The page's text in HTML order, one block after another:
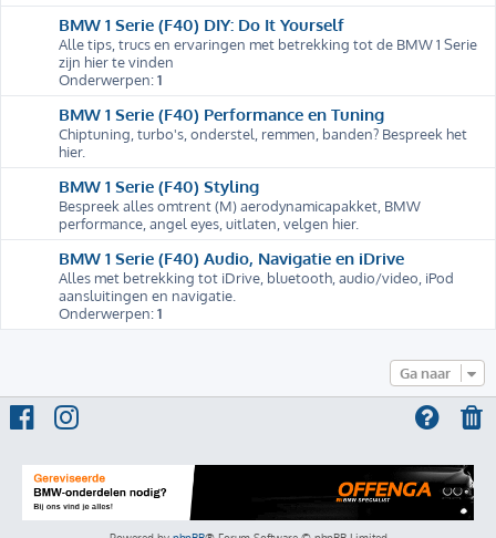
BMW 1 Serie (F40) DIY: Do It Yourself
Alle tips, trucs en ervaringen met betrekking tot de BMW 1 Serie
zijn hier te vinden
Onderwerpen:1
BMW 1 Serie (F40) Performance en Tuning
Chiptuning, turbo's, onderstel, remmen, banden? Bespreek het
hier.
BMW 1 Serie (F40) Styling
Bespreek alles omtrent (M) aerodynamicapakket, BMW
performance, angel eyes, uitlaten, velgen hier.
BMW 1 Serie (F40) Audio, Navigatie en iDrive
Alles met betrekking tot iDrive, bluetooth, audio/video, iPod
aansluitingen en navigatie.
Onderwerpen:1
Ga naar